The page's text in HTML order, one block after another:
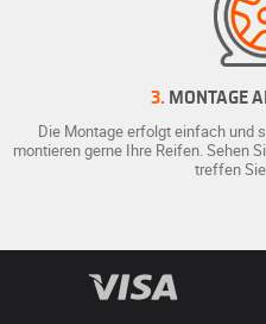
3. MONTAGE
Die Montage erfolgt einfach und
montieren gerne Ihre Reifen. Sehen
treffen